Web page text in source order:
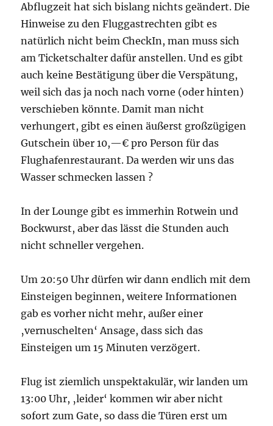
Abflugzeit hat sich bislang nichts geändert. Die
Hinweise zu den Fluggastrechten gibt es
natürlich nicht beim CheckIn, man muss sich
am Ticketschalter dafür anstellen. Und es gibt
auch keine Bestätigung über die Verspätung,
weil sich das ja noch nach vorne (oder hinten)
verschieben könnte. Damit man nicht
verhungert, gibt es einen äußerst großzügigen
Gutschein über 10,—€ pro Person für das
Flughafenrestaurant. Da werden wir uns das
Wasser schmecken lassen ?
In der Lounge gibt es immerhin Rotwein und
Bockwurst, aber das lässt die Stunden auch
nicht schneller vergehen.
Um 20:50 Uhr dürfen wir dann endlich mit dem
Einsteigen beginnen, weitere Informationen
gab es vorher nicht mehr, außer einer
‚vernuschelten‘ Ansage, dass sich das
Einsteigen um 15 Minuten verzögert.
Flug ist ziemlich unspektakulär, wir landen um
13:00 Uhr, ‚leider‘ kommen wir aber nicht
sofort zum Gate, so dass die Türen erst um